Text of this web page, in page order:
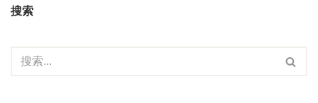
搜索